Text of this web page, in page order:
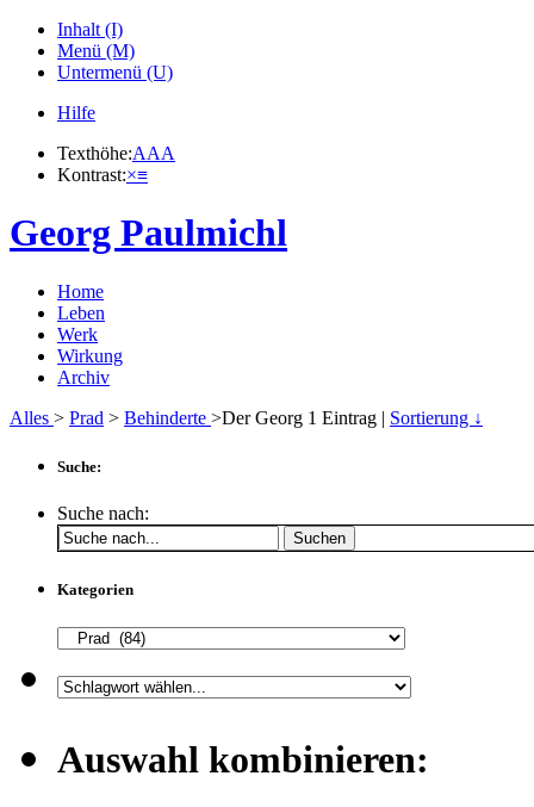
Inhalt (I)
Menü (M)
Untermenü (U)
Hilfe
Texthöhe:AAA
Kontrast:×≡
Georg Paulmichl
Home
Leben
Werk
Wirkung
Archiv
Alles > Prad > Behinderte >Der Georg 1 Eintrag | Sortierung ↓
Suche:
Suche nach:
Suchen
Kategorien
Auswahl kombinieren: